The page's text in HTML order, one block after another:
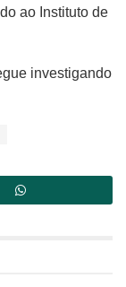
ao Instituto de
investigando